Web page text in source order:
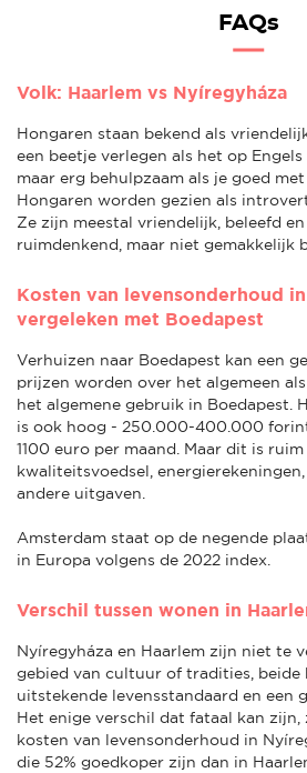
FAQs
Volk: Haarlem vs Nyíregyháza
Hongaren staan bekend als
een beetje verlegen als het op Engels
maar erg behulpzaam als je goed
Hongaren worden gezien als
Ze zijn meestal vriendelijk, beleefd
ruimdenkend, maar niet gemakkelijk
Kosten van levensonderhoud
vergeleken met Boedapest
Verhuizen naar Boedapest kan een
prijzen worden over het algemeen
het algemene gebruik in Boedapest.
is ook hoog - 250.000-400.000
1100 euro per maand. Maar dit is
kwaliteitsvoedsel,
andere uitgaven.
Amsterdam staat op de negende
in Europa volgens de 2022 index.
Verschil tussen wonen in
Nyíregyháza en Haarlem zijn niet te
gebied van cultuur of tradities, beide
uitstekende levensstandaard en een
Het enige verschil dat fataal kan zijn,
kosten van levensonderhoud in
die 52% goedkoper zijn dan in